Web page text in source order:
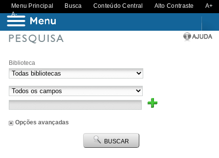
Menu Principal Busca Conteúdo Central Alto Contraste
A+
A-
Biblioteca
Opções avançadas
BUSCAR